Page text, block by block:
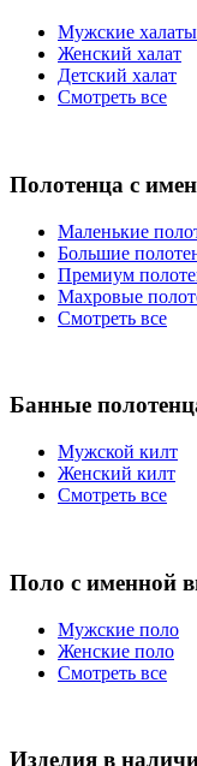
Мужские
Женский халат
Детский халат
Смотреть все
Полотенца с
Маленькие
Большие
Премиум
Махровые
Смотреть все
Банные
Мужской килт
Женский килт
Смотреть все
Поло с именной
Мужские поло
Женские поло
Смотреть все
Изделия в